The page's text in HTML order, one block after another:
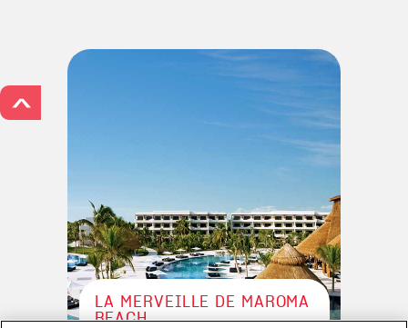
LA MERVEILLE DE MAROMA
BEACH